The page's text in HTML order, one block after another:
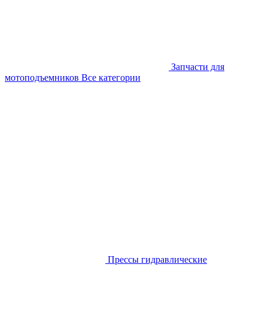
Запчасти для
мотоподъемников Все категории
Прессы гидравлические